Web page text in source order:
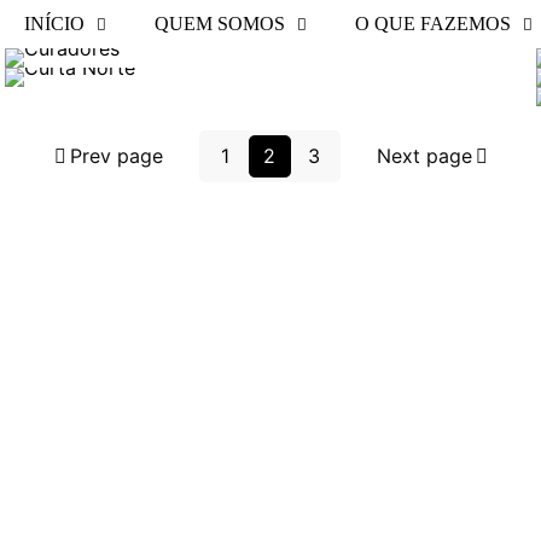
INÍCIO QUEM SOMOS O QUE FAZEMOS
(25)
Forquilha e Santana do Acaraú
Festival Tá Roxeda em Sobral
Prev page 1 2 3 Next page